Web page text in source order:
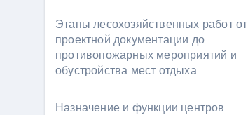
Этапы лесохозяйственных работ от
проектной документации до
противопожарных мероприятий и
обустройства мест отдыха
Назначение и функции центров